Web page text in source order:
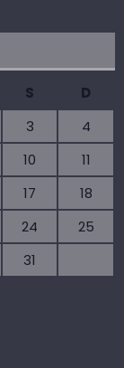
S
D
3
4
10
11
17
18
24
25
31